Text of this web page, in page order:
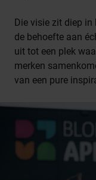
Die visie zit diep
de behoefte aan
uit tot een plek
merken
van een pure